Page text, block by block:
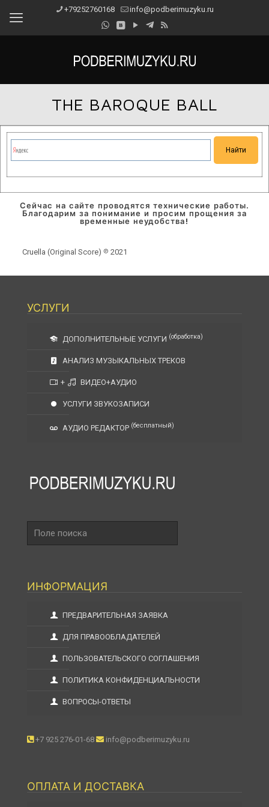
+79252760168 info@podberimuzyku.ru
THE BAROQUE BALL
Сейчас на сайте проводятся технические работы.
Благодарим за понимание и просим прощения за
временные неудобства!
Cruella (Original Score) ℗ 2021
УСЛУГИ
ДОПОЛНИТЕЛЬНЫЕ УСЛУГИ (обработка)
АНАЛИЗ МУЗЫКАЛЬНЫХ ТРЕКОВ
+ ВИДЕО+АУДИО
УСЛУГИ ЗВУКОЗАПИСИ
АУДИО РЕДАКТОР (бесплатный)
поиска
ИНФОРМАЦИЯ
ПРЕДВАРИТЕЛЬНАЯ ЗАЯВКА
ДЛЯ ПРАВООБЛАДАТЕЛЕЙ
ПОЛЬЗОВАТЕЛЬСКОГО СОГЛАШЕНИЯ
ПОЛИТИКА КОНФИДЕНЦИАЛЬНОСТИ
ВОПРОСЫ-ОТВЕТЫ
+7 925 276-01-68 info@podberimuzyku.ru
ОПЛАТА И ДОСТАВКА